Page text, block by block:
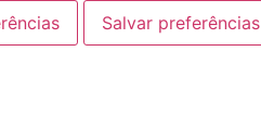
Salvar preferências